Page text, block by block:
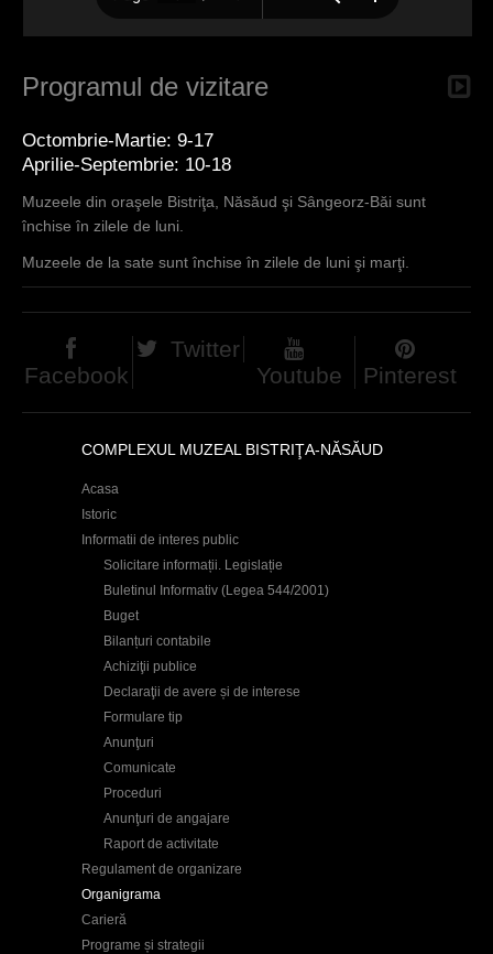
Programul de vizitare
Octombrie-Martie: 9-17
Aprilie-Septembrie: 10-18
Muzeele din oraşele Bistriţa, Năsăud şi Sângeorz-Băi sunt
închise în zilele de luni.
Muzeele de la sate sunt închise în zilele de luni şi marţi.
Facebook
Twitter
Youtube
Pinterest
COMPLEXUL MUZEAL BISTRIŢA-NĂSĂUD
Acasa
Istoric
Informatii de interes public
Solicitare informații. Legislație
Buletinul Informativ (Legea 544/2001)
Buget
Bilanțuri contabile
Achiziţii publice
Declaraţii de avere și de interese
Formulare tip
Anunţuri
Comunicate
Proceduri
Anunţuri de angajare
Raport de activitate
Regulament de organizare
Organigrama
Carieră
Programe și strategii